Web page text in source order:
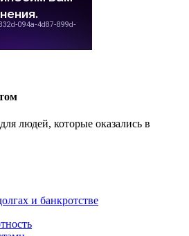
людей, которые оказались в
и банкротстве